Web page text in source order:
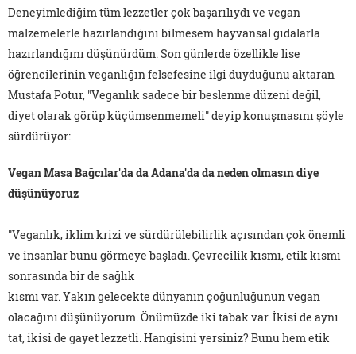
Deneyimlediğim tüm lezzetler çok başarılıydı ve vegan
malzemelerle hazırlandığını bilmesem hayvansal gıdalarla
hazırlandığını düşünürdüm. Son günlerde özellikle lise
öğrencilerinin veganlığın felsefesine ilgi duyduğunu aktaran
Mustafa Potur, "Veganlık sadece bir beslenme düzeni değil,
diyet olarak görüp küçümsenmemeli" deyip konuşmasını şöyle
sürdürüyor:
Vegan Masa Bağcılar'da da Adana'da da neden olmasın diye
düşünüyoruz
"Veganlık, iklim krizi ve sürdürülebilirlik açısından çok önemli
ve insanlar bunu görmeye başladı. Çevrecilik kısmı, etik kısmı
sonrasında bir de sağlık
kısmı var. Yakın gelecekte dünyanın çoğunluğunun vegan
olacağını düşünüyorum. Önümüzde iki tabak var. İkisi de aynı
tat, ikisi de gayet lezzetli. Hangisini yersiniz? Bunu hem etik